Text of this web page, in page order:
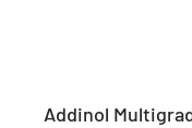
Addinol